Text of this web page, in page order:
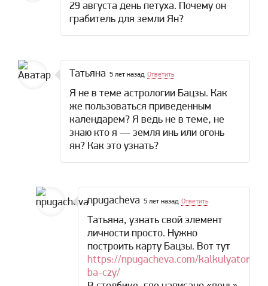
29 августа день петуха. Почему он
грабитель для земли Ян?
Татьяна 5 лет назад Ответить
Я не в теме астрологии Бацзы. Как
же пользоваться приведенным
календарем? Я ведь не в теме, не
знаю кто я — земля инь или огонь
ян? Как это узнать?
npugacheva 5 лет назад Ответить
Татьяна, узнать свой элемент
личности просто. Нужно
построить карту Бацзы. Вот тут
https://npugacheva.com/kalkulyator-
ba-czy/